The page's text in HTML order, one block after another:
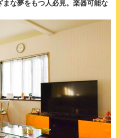
な夢をもつ人必見。楽器可能な